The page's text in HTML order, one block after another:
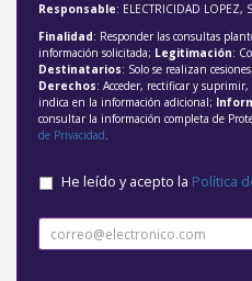
Responsable: ELECTRICIDAD LOPEZ,
Finalidad: Responder las consultas
información solicitada; Legitimación:
Destinatarios: Solo se realizan
Derechos: Acceder, rectificar y suprimir,
indica en la información adicional;
consultar la información completa de
de Privacidad.
He leído y acepto la Política